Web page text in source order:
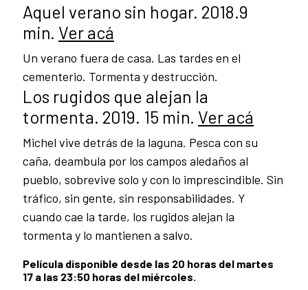
Aquel verano sin hogar. 2018.9
min. Ver acá
Un verano fuera de casa. Las tardes en el
cementerio. Tormenta y destrucción.
Los rugidos que alejan la
tormenta. 2019. 15 min. Ver acá
Michel vive detrás de la laguna. Pesca con su
caña, deambula por los campos aledaños al
pueblo, sobrevive solo y con lo imprescindible. Sin
tráfico, sin gente, sin responsabilidades. Y
cuando cae la tarde, los rugidos alejan la
tormenta y lo mantienen a salvo.
Película disponible desde las 20 horas del martes
17 a las 23:50 horas del miércoles.